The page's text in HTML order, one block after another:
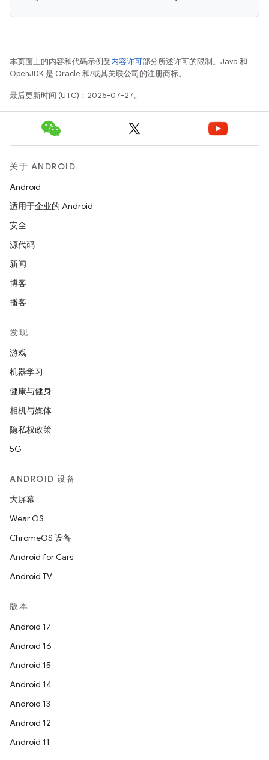
本页面上的内容和代码示例受内容许可部分所述许可的限制。Java 和
OpenJDK 是 Oracle 和/或其关联公司的注册商标。
最后更新时间 (UTC)：2025-07-27。
关于 ANDROID
Android
适用于企业的 Android
安全
源代码
新闻
博客
播客
发现
游戏
机器学习
健康与健身
相机与媒体
隐私权政策
5G
ANDROID 设备
大屏幕
Wear OS
ChromeOS 设备
Android for Cars
Android TV
版本
Android 17
Android 16
Android 15
Android 14
Android 13
Android 12
Android 11